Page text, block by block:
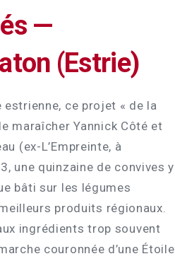
—
(Estrie)
ce projet « de la
maraîcher Yannick Côté et
(ex-L’Empreinte, à
une quinzaine de convives y
bâti sur les légumes
produits régionaux.
ingrédients trop souvent
couronnée d’une Étoile